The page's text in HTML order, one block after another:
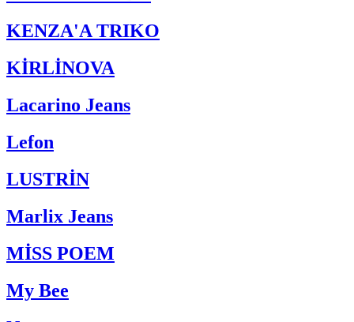
KENZA'A TRIKO
KİRLİNOVA
Lacarino Jeans
Lefon
LUSTRİN
Marlix Jeans
MİSS POEM
My Bee